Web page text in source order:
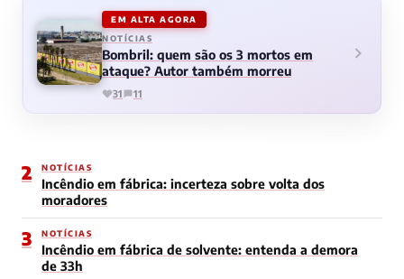
EM ALTA AGORA
NOTÍCIAS
Bombril: quem são os 3 mortos em
ataque? Autor também morreu
31 11
2 NOTÍCIAS
Incêndio em fábrica: incerteza sobre volta dos
moradores
3 NOTÍCIAS
Incêndio em fábrica de solvente: entenda a demora
de 33h